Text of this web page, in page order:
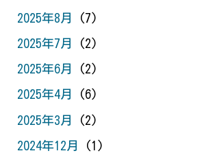
2025年8月 (7)
2025年7月 (2)
2025年6月 (2)
2025年4月 (6)
2025年3月 (2)
2024年12月 (1)